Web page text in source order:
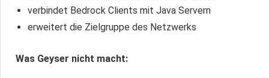
verbindet Bedrock Clients mit Java Servern
erweitert die Zielgruppe des Netzwerks
Was Geyser nicht macht: